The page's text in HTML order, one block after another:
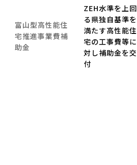
富山型高性能住
宅推進事業費補
助金
ZEH水準を上回
る県独自基準を
満たす高性能住
宅の工事費等に
対し補助金を交
付